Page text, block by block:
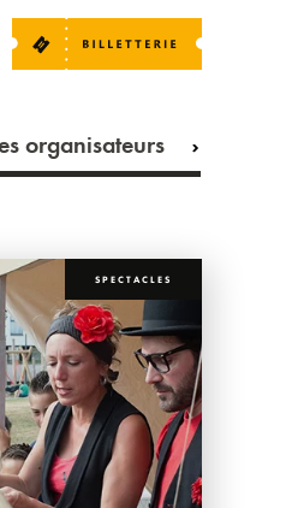
organisateurs
SPECTACLES